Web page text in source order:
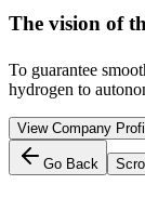
The vision of
To guarantee
hydrogen to
View Company
Go Back